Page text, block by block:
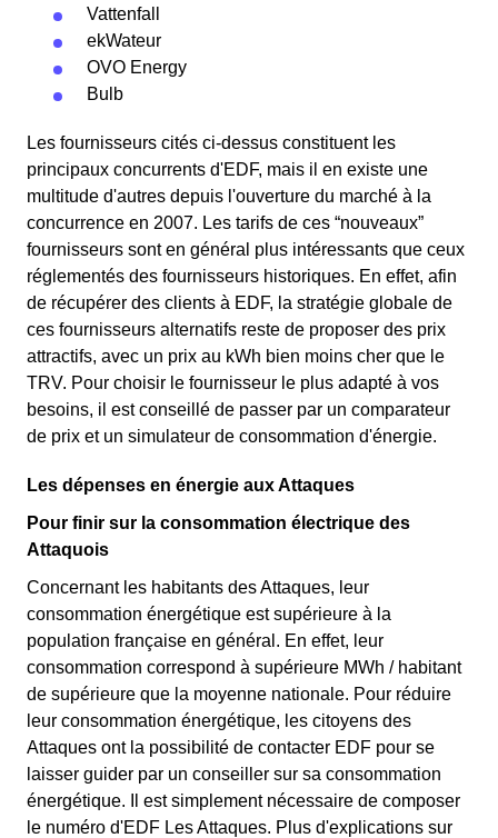
Vattenfall
ekWateur
OVO Energy
Bulb
Les fournisseurs cités ci-dessus constituent les
principaux concurrents d'EDF, mais il en existe une
multitude d'autres depuis l'ouverture du marché à la
concurrence en 2007. Les tarifs de ces “nouveaux”
fournisseurs sont en général plus intéressants que ceux
réglementés des fournisseurs historiques. En effet, afin
de récupérer des clients à EDF, la stratégie globale de
ces fournisseurs alternatifs reste de proposer des prix
attractifs, avec un prix au kWh bien moins cher que le
TRV. Pour choisir le fournisseur le plus adapté à vos
besoins, il est conseillé de passer par un comparateur
de prix et un simulateur de consommation d'énergie.
Les dépenses en énergie aux Attaques
Pour finir sur la consommation électrique des
Attaquois
Concernant les habitants des Attaques, leur
consommation énergétique est supérieure à la
population française en général. En effet, leur
consommation correspond à supérieure MWh / habitant
de supérieure que la moyenne nationale. Pour réduire
leur consommation énergétique, les citoyens des
Attaques ont la possibilité de contacter EDF pour se
laisser guider par un conseiller sur sa consommation
énergétique. Il est simplement nécessaire de composer
le numéro d'EDF Les Attaques. Plus d'explications sur